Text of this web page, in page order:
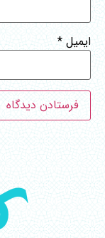
ایمیل *